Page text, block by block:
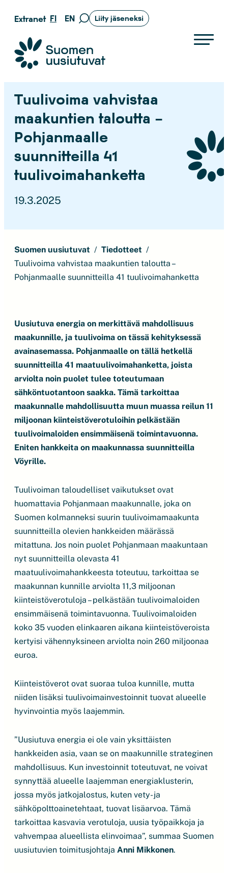
Siirry
sisältöön
Extranet FI EN
Siirry
Liity jäseneksi
Suomen uusiutuvat ry
Tuulivoima vahvistaa
maakuntien taloutta –
Pohjanmaalle
suunnitteilla 41
tuulivoimahanketta
19.3.2025
Suomen uusiutuvat
Tiedotteet
Tuulivoima vahvistaa maakuntien taloutta –
Pohjanmaalle suunnitteilla 41 tuulivoimahanketta
Uusiutuva energia on merkittävä mahdollisuus
maakunnille, ja tuulivoima on tässä kehityksessä
avainasemassa. Pohjanmaalle on tällä hetkellä
suunnitteilla 41 maatuulivoimahanketta, joista
arviolta noin puolet tulee toteutumaan
sähköntuotantoon saakka. Tämä tarkoittaa
maakunnalle mahdollisuutta muun muassa reilun 11
miljoonan kiinteistöverotuloihin pelkästään
tuulivoimaloiden ensimmäisenä toimintavuonna.
Eniten hankkeita on maakunnassa suunnitteilla
Vöyrille.
Tuulivoiman taloudelliset vaikutukset ovat
huomattavia Pohjanmaan maakunnalle, joka on
Suomen kolmanneksi suurin tuulivoimamaakunta
suunnitteilla olevien hankkeiden määrässä
mitattuna. Jos noin puolet Pohjanmaan maakuntaan
nyt suunnitteilla olevasta 41
maatuulivoimahankkeesta toteutuu, tarkoittaa se
maakunnan kunnille arviolta 11,3 miljoonan
kiinteistöverotuloja – pelkästään tuulivoimaloiden
ensimmäisenä toimintavuonna. Tuulivoimaloiden
koko 35 vuoden elinkaaren aikana kiinteistöveroista
kertyisi vähennyksineen arviolta noin 260 miljoonaa
euroa.
Kiinteistöverot ovat suoraa tuloa kunnille, mutta
niiden lisäksi tuulivoimainvestoinnit tuovat alueelle
hyvinvointia myös laajemmin.
”Uusiutuva energia ei ole vain yksittäisten
hankkeiden asia, vaan se on maakunnille strateginen
mahdollisuus. Kun investoinnit toteutuvat, ne voivat
synnyttää alueelle laajemman energiaklusterin,
jossa myös jatkojalostus, kuten vety- ja
sähköpolttoainetehtaat, tuovat lisäarvoa. Tämä
tarkoittaa kasvavia verotuloja, uusia työpaikkoja ja
vahvempaa alueellista elinvoimaa”, summaa Suomen
uusiutuvien toimitusjohtaja Anni Mikkonen.